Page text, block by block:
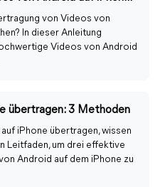
von Videos von
In dieser Anleitung
Videos von Android
übertragen: 3 Methoden
iPhone übertragen, wissen
Leitfaden, um drei effektive
Android auf dem iPhone zu